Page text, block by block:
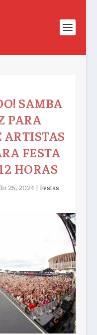
SAMBA
PARA
FESTA
HORAS
25, 2024 |Festas